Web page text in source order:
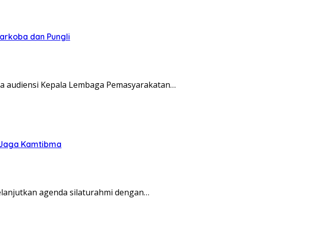
dan Pungli
audiensi Kepala Lembaga Pemasyarakatan…
Kamtibma
agenda silaturahmi dengan…